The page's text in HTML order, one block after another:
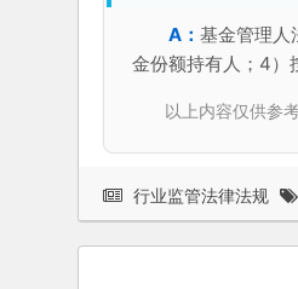
基金管理人
金份额持有人；4）
以上内容仅供参
行业监管法律法规